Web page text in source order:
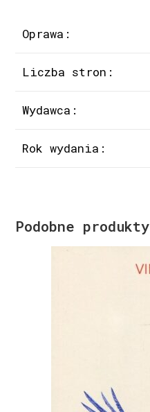
Oprawa:
Liczba stron:
Wydawca:
Rok wydania:
Podobne produkty